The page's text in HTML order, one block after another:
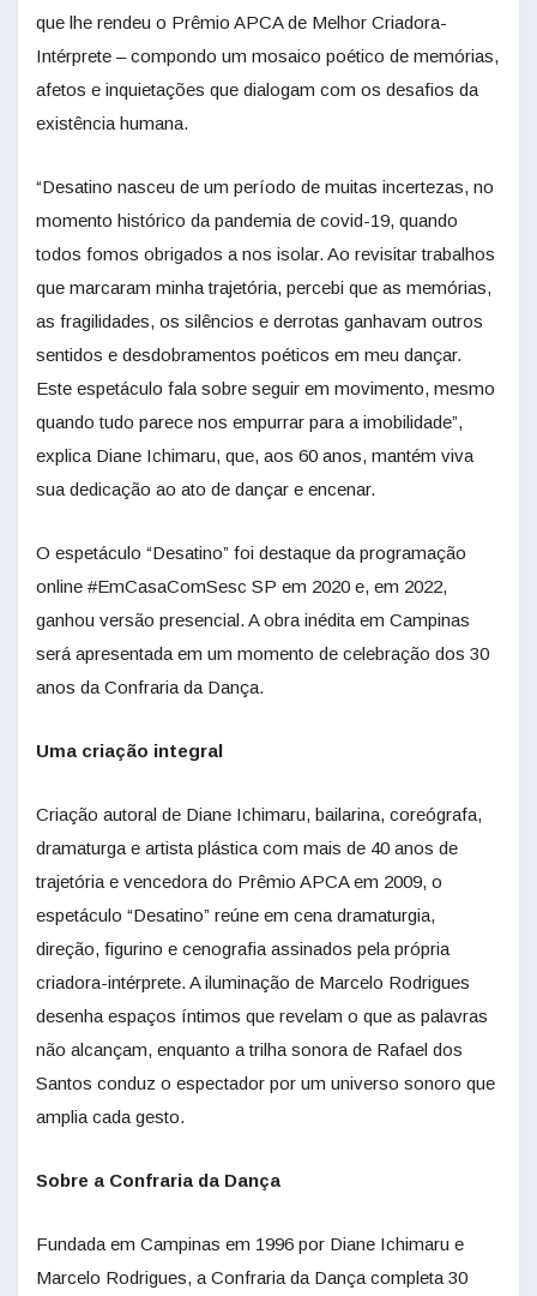
que lhe rendeu o Prêmio APCA de Melhor Criadora-
Intérprete – compondo um mosaico poético de memórias,
afetos e inquietações que dialogam com os desafios da
existência humana.
“Desatino nasceu de um período de muitas incertezas, no
momento histórico da pandemia de covid-19, quando
todos fomos obrigados a nos isolar. Ao revisitar trabalhos
que marcaram minha trajetória, percebi que as memórias,
as fragilidades, os silêncios e derrotas ganhavam outros
sentidos e desdobramentos poéticos em meu dançar.
Este espetáculo fala sobre seguir em movimento, mesmo
quando tudo parece nos empurrar para a imobilidade”,
explica Diane Ichimaru, que, aos 60 anos, mantém viva
sua dedicação ao ato de dançar e encenar.
O espetáculo “Desatino” foi destaque da programação
online #EmCasaComSesc SP em 2020 e, em 2022,
ganhou versão presencial. A obra inédita em Campinas
será apresentada em um momento de celebração dos 30
anos da Confraria da Dança.
Uma criação integral
Criação autoral de Diane Ichimaru, bailarina, coreógrafa,
dramaturga e artista plástica com mais de 40 anos de
trajetória e vencedora do Prêmio APCA em 2009, o
espetáculo “Desatino” reúne em cena dramaturgia,
direção, figurino e cenografia assinados pela própria
criadora-intérprete. A iluminação de Marcelo Rodrigues
desenha espaços íntimos que revelam o que as palavras
não alcançam, enquanto a trilha sonora de Rafael dos
Santos conduz o espectador por um universo sonoro que
amplia cada gesto.
Sobre a Confraria da Dança
Fundada em Campinas em 1996 por Diane Ichimaru e
Marcelo Rodrigues, a Confraria da Dança completa 30